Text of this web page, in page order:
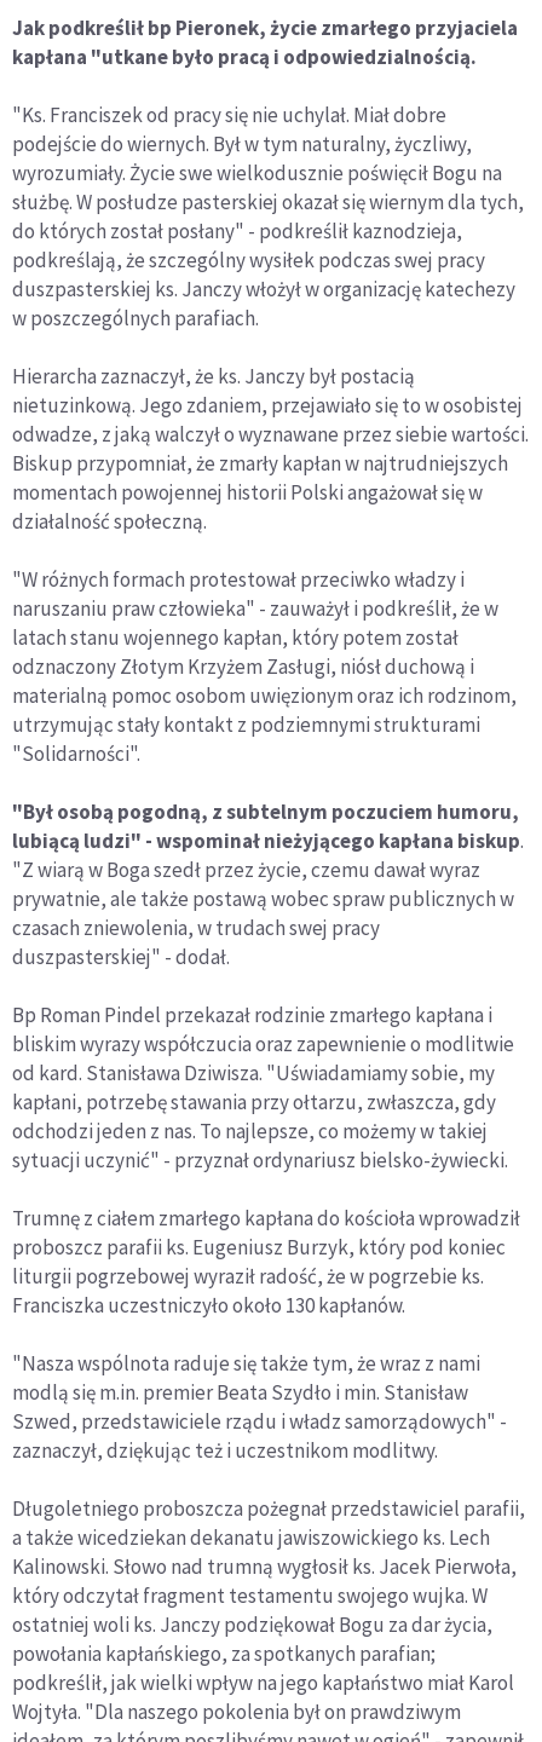
Jak podkreślił bp Pieronek, życie zmarłego przyjaciela
kapłana "utkane było pracą i odpowiedzialnością.
"Ks. Franciszek od pracy się nie uchylał. Miał dobre
podejście do wiernych. Był w tym naturalny, życzliwy,
wyrozumiały. Życie swe wielkodusznie poświęcił Bogu na
służbę. W posłudze pasterskiej okazał się wiernym dla tych,
do których został posłany" - podkreślił kaznodzieja,
podkreślają, że szczególny wysiłek podczas swej pracy
duszpasterskiej ks. Janczy włożył w organizację katechezy
w poszczególnych parafiach.
Hierarcha zaznaczył, że ks. Janczy był postacią
nietuzinkową. Jego zdaniem, przejawiało się to w osobistej
odwadze, z jaką walczył o wyznawane przez siebie wartości.
Biskup przypomniał, że zmarły kapłan w najtrudniejszych
momentach powojennej historii Polski angażował się w
działalność społeczną.
"W różnych formach protestował przeciwko władzy i
naruszaniu praw człowieka" - zauważył i podkreślił, że w
latach stanu wojennego kapłan, który potem został
odznaczony Złotym Krzyżem Zasługi, niósł duchową i
materialną pomoc osobom uwięzionym oraz ich rodzinom,
utrzymując stały kontakt z podziemnymi strukturami
"Solidarności".
"Był osobą pogodną, z subtelnym poczuciem humoru,
lubiącą ludzi" - wspominał nieżyjącego kapłana biskup.
"Z wiarą w Boga szedł przez życie, czemu dawał wyraz
prywatnie, ale także postawą wobec spraw publicznych w
czasach zniewolenia, w trudach swej pracy
duszpasterskiej" - dodał.
Bp Roman Pindel przekazał rodzinie zmarłego kapłana i
bliskim wyrazy współczucia oraz zapewnienie o modlitwie
od kard. Stanisława Dziwisza. "Uświadamiamy sobie, my
kapłani, potrzebę stawania przy ołtarzu, zwłaszcza, gdy
odchodzi jeden z nas. To najlepsze, co możemy w takiej
sytuacji uczynić" - przyznał ordynariusz bielsko-żywiecki.
Trumnę z ciałem zmarłego kapłana do kościoła wprowadził
proboszcz parafii ks. Eugeniusz Burzyk, który pod koniec
liturgii pogrzebowej wyraził radość, że w pogrzebie ks.
Franciszka uczestniczyło około 130 kapłanów.
"Nasza wspólnota raduje się także tym, że wraz z nami
modlą się m.in. premier Beata Szydło i min. Stanisław
Szwed, przedstawiciele rządu i władz samorządowych" -
zaznaczył, dziękując też i uczestnikom modlitwy.
Długoletniego proboszcza pożegnał przedstawiciel parafii,
a także wicedziekan dekanatu jawiszowickiego ks. Lech
Kalinowski. Słowo nad trumną wygłosił ks. Jacek Pierwoła,
który odczytał fragment testamentu swojego wujka. W
ostatniej woli ks. Janczy podziękował Bogu za dar życia,
powołania kapłańskiego, za spotkanych parafian;
podkreślił, jak wielki wpływ na jego kapłaństwo miał Karol
Wojtyła. "Dla naszego pokolenia był on prawdziwym